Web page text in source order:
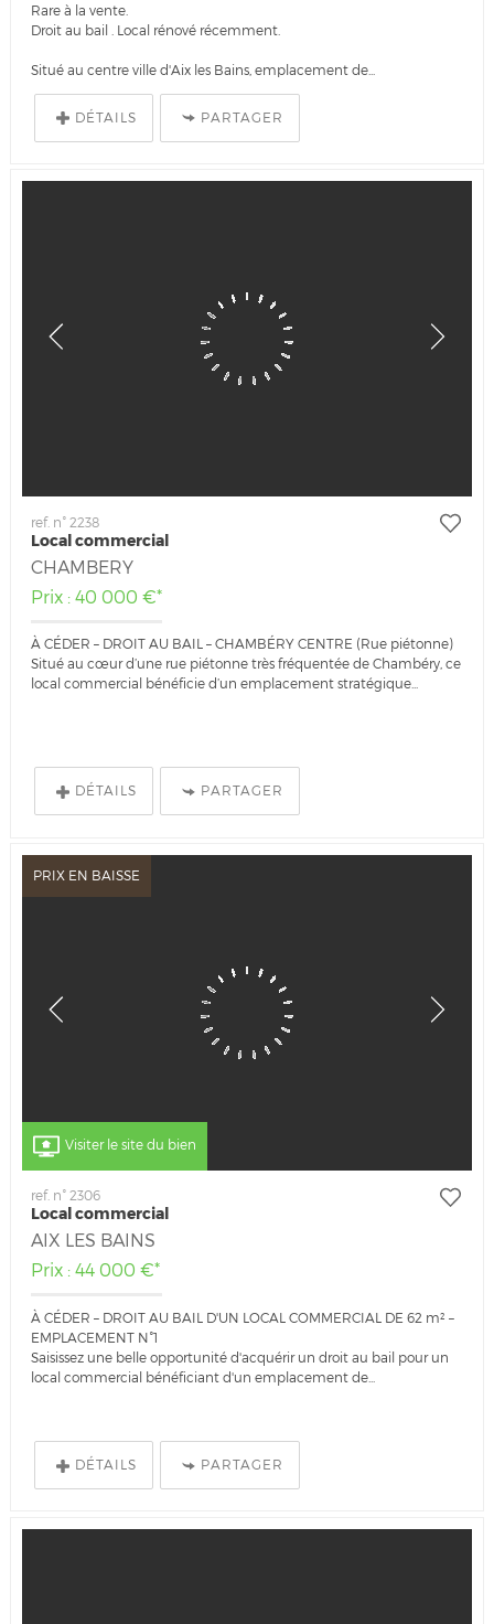
Rare à la vente.
Droit au bail . Local rénové récemment.
Situé au centre ville d'Aix les Bains, emplacement de...
DÉTAILS PARTAGER
ref. n° 2238
Local commercial
CHAMBERY
Prix : 40 000 €*
À CÉDER – DROIT AU BAIL – CHAMBÉRY CENTRE (Rue piétonne)
Situé au cœur d’une rue piétonne très fréquentée de Chambéry, ce
local commercial bénéficie d’un emplacement stratégique...
DÉTAILS PARTAGER
Visiter le site du bien
PRIX EN BAISSE
ref. n° 2306
Local commercial
AIX LES BAINS
Prix : 44 000 €*
À CÉDER – DROIT AU BAIL D'UN LOCAL COMMERCIAL DE 62 m² –
EMPLACEMENT N°1
Saisissez une belle opportunité d'acquérir un droit au bail pour un
local commercial bénéficiant d'un emplacement de...
DÉTAILS PARTAGER